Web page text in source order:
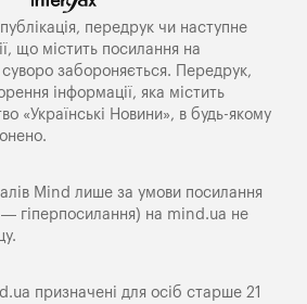
передрук чи наступне
що мiстить посилання на
забороняється. Передрук,
інформації, яка містить
«Українські Новини», в будь-якому
Mind лише за умови посилання
гіперпосилання) на mind.ua не
призначені для осіб старше 21